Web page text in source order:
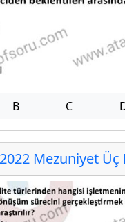
B C
Mezuniyet Üç